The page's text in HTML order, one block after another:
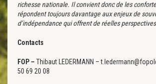
richesse nationale. Il convient donc de les
répondent toujours davantage aux enjeux de
d’indépendance qui offrent de réelles
Contacts
FOP – Thibaut LEDERMANN –
50 69 20 08